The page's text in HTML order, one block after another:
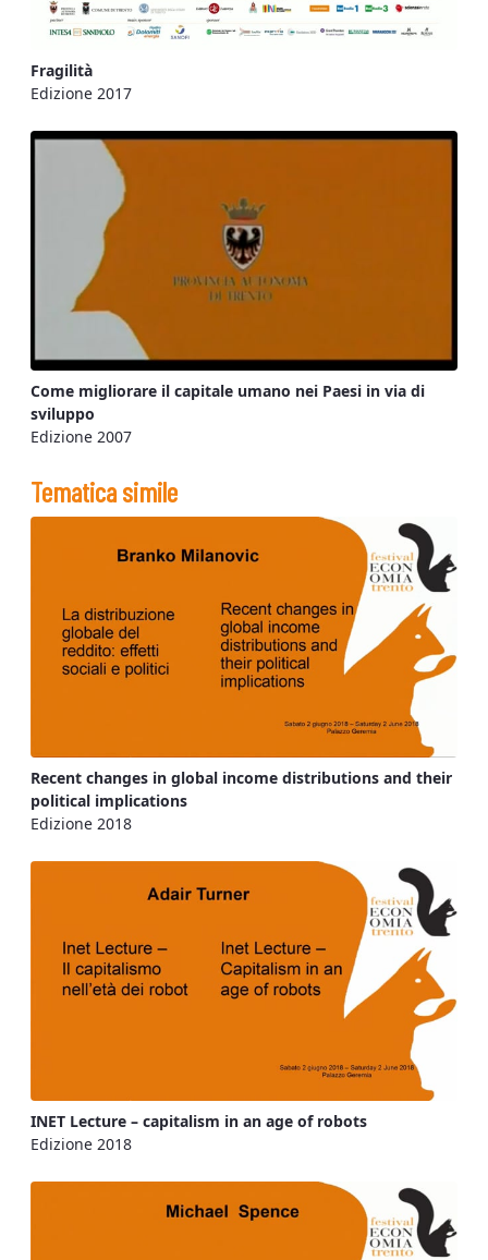
Fragilità
Edizione 2017
Come migliorare il capitale umano nei Paesi in via di
sviluppo
Edizione 2007
Tematica simile
Recent changes in global income distributions and their
political implications
Edizione 2018
INET Lecture – capitalism in an age of robots
Edizione 2018